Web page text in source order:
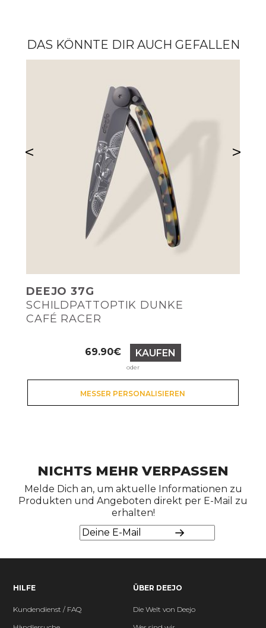
DAS KÖNNTE DIR AUCH GEFALLEN
DEEJO 37G
SCHILDPATTOPTIK DUNKE
CAFÉ RACER
Preis
69.90€ KAUFEN
oder
MESSER PERSONALISIEREN
< >
NICHTS MEHR VERPASSEN
Melde Dich an, um aktuelle Informationen zu
Produkten und Angeboten direkt per E-Mail zu
erhalten!
HILFE
Kundendienst / FAQ
ÜBER DEEJO
Die Welt von Deejo